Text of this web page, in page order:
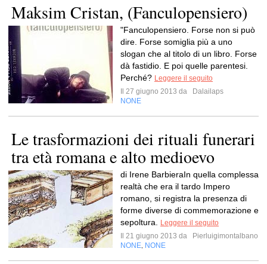
Maksim Cristan, (Fanculopensiero)
"Fanculopensiero. Forse non si può
dire. Forse somiglia più a uno
slogan che al titolo di un libro. Forse
dà fastidio. E poi quelle parentesi.
Perché? Leggere il seguito
Il 27 giugno 2013 da
Dalailaps
NONE
Le trasformazioni dei rituali funerari
tra età romana e alto medioevo
di Irene BarbieraIn quella complessa
realtà che era il tardo Impero
romano, si registra la presenza di
forme diverse di commemorazione e
sepoltura.
Leggere il seguito
Il 21 giugno 2013 da
Pierluigimontalbano
NONE NONE